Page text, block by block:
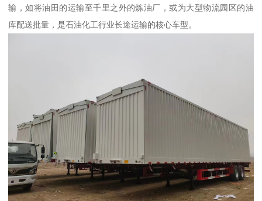
输，如将油田的运输至千里之外的炼油厂，或为大型物流园区的油
库配送批量，是石油化工行业长途运输的核心车型。​